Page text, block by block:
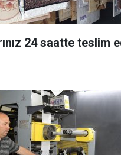
24 saatte teslim